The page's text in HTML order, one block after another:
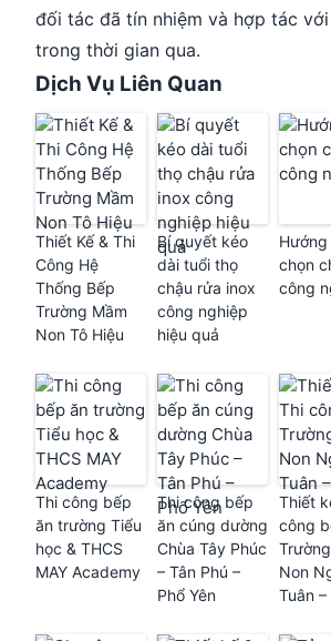
đối tác đã tín nhiệm và hợp tác
trong thời gian qua.
Dịch Vụ Liên Quan
Thiết Kế & Thi
Công Hệ
Thống Bếp
Trường Mầm
Non Tô Hiệu
Bí quyết kéo
dài tuổi thọ
chậu rửa inox
công nghiệp
hiệu quả
chọn
công
Thi công bếp
ăn trường Tiểu
học & THCS
MAY Academy
Thi công bếp
ăn cúng dường
Chùa Tây Phúc
– Tân Phú –
Phổ Yên
Thiết
công
Non
Tuân